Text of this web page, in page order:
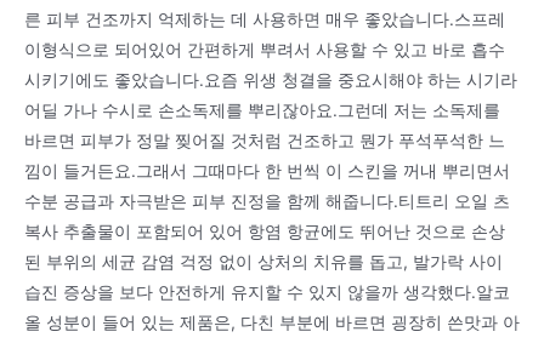
른 피부 건조까지 억제하는 데 사용하면 매우 좋았습니다.스프레
이형식으로 되어있어 간편하게 뿌려서 사용할 수 있고 바로 흡수
시키기에도 좋았습니다.요즘 위생 청결을 중요시해야 하는 시기라
어딜 가나 수시로 손소독제를 뿌리잖아요.그런데 저는 소독제를
바르면 피부가 정말 찢어질 것처럼 건조하고 뭔가 푸석푸석한 느
낌이 들거든요.그래서 그때마다 한 번씩 이 스킨을 꺼내 뿌리면서
수분 공급과 자극받은 피부 진정을 함께 해줍니다.티트리 오일 츠
복사 추출물이 포함되어 있어 항염 항균에도 뛰어난 것으로 손상
된 부위의 세균 감염 걱정 없이 상처의 치유를 돕고, 발가락 사이
습진 증상을 보다 안전하게 유지할 수 있지 않을까 생각했다.알코
올 성분이 들어 있는 제품은, 다친 부분에 바르면 굉장히 쓴맛과 아